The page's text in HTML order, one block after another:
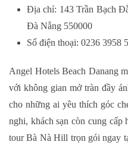
Địa chỉ: 143 Trần Bạch
Đà Nẵng 550000
Số điện thoại: 0236 3958
Angel Hotels Beach Danang
với không gian mở tràn đầy
cho những ai yêu thích góc
nghi, khách sạn còn cung
tour Bà Nà Hill trọn gói ngay